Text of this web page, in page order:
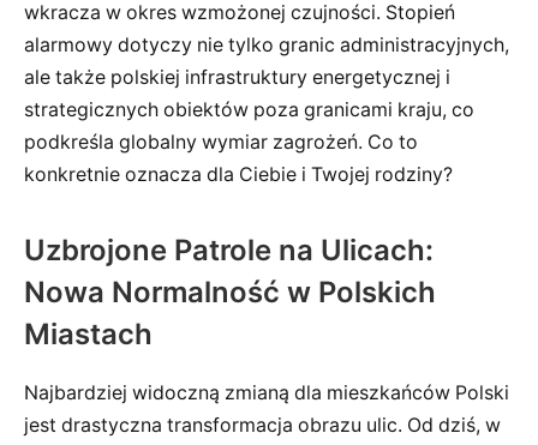
wkracza w okres wzmożonej czujności. Stopień
alarmowy dotyczy nie tylko granic administracyjnych,
ale także polskiej infrastruktury energetycznej i
strategicznych obiektów poza granicami kraju, co
podkreśla globalny wymiar zagrożeń. Co to
konkretnie oznacza dla Ciebie i Twojej rodziny?
Uzbrojone Patrole na Ulicach:
Nowa Normalność w Polskich
Miastach
Najbardziej widoczną zmianą dla mieszkańców Polski
jest drastyczna transformacja obrazu ulic. Od dziś, w